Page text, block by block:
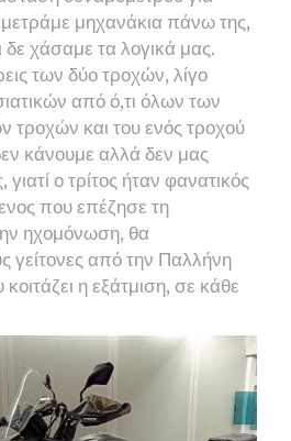
μετράμε μηχανάκια πάνω της,
δε χάσαμε τα λογικά μας.
των δύο τροχών, λίγο
από ό,τι όλων των
τροχών και του ενός τροχού
κάνουμε αλλά δεν μας
ο τρίτος ήταν φανατικός
που επέζησε τη
ηχομόνωση, θα
γείτονες από την Παλλήνη
η εξάτμιση, σε κάθε